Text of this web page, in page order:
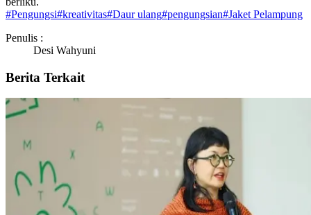
#Pengungsi#kreativitas#Daur ulang#pengungsian#Jaket Pelampung
Penulis :
Desi Wahyuni
Berita Terkait